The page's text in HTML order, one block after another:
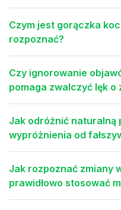
Czym jest gorączka
rozpoznać?
Czy ignorowanie
pomaga zwalczyć lęk o
Jak odróżnić naturalną
wypróżnienia od
Jak rozpoznać zmiany
prawidłowo stosować